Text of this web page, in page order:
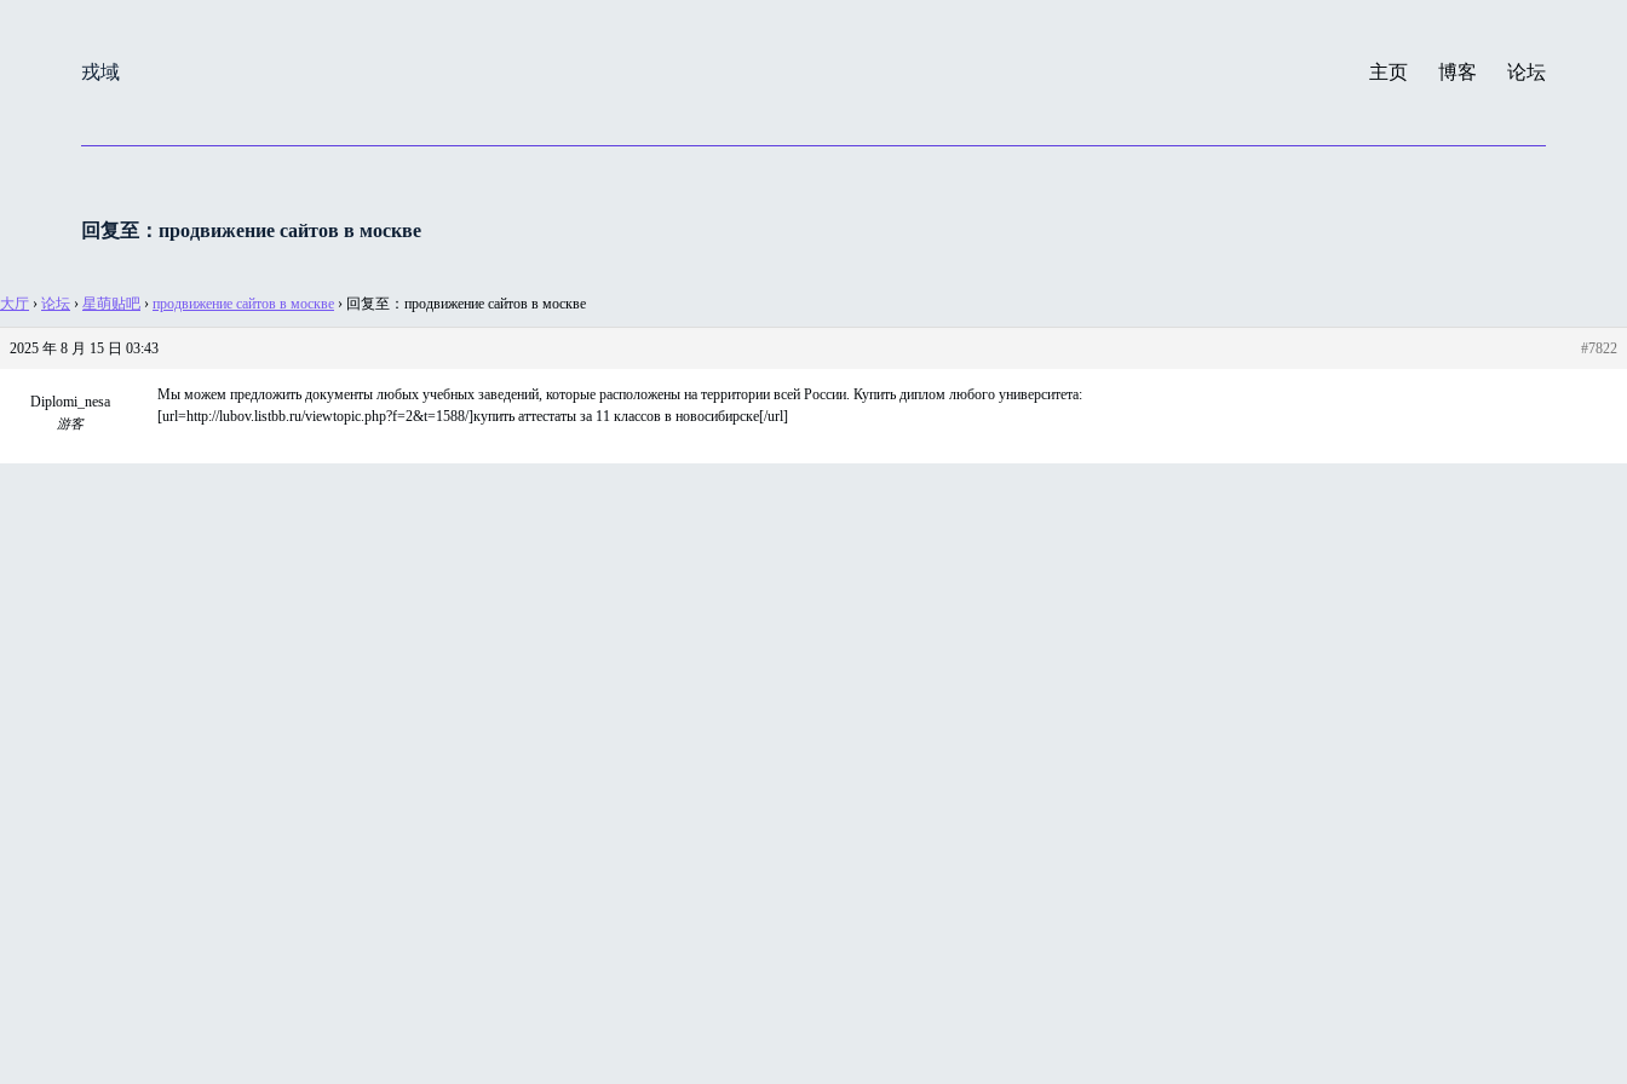
戎域 主页 博客 论坛
回复至：продвижение сайтов в москве
大厅 › 论坛 › 星萌贴吧 › продвижение сайтов в москве › 回复至：продвижение сайтов в москве
2025 年 8 月 15 日 03:43 #7822
Diplomi_nesa
游客
Мы можем предложить документы любых учебных заведений, которые расположены на территории всей России. Купить диплом любого университета:
[url=http://lubov.listbb.ru/viewtopic.php?f=2&t=1588/]купить аттестаты за 11 классов в новосибирске[/url]